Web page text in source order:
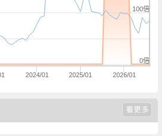
2024/01 2025/01 2026/01
0倍
100倍